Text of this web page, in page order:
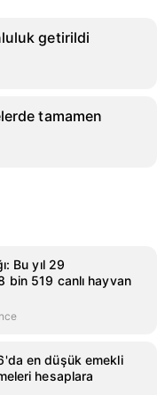
getirildi
tamamen
Bu yıl 29
bin 519 canlı hayvan
en düşük emekli
hesaplara